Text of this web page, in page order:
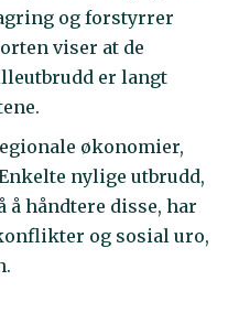
og forstyrrer
viser at de
er langt
økonomier,
nylige utbrudd,
å håndtere disse, har
og sosial uro,